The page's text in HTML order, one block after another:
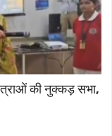
की नुक्कड़ सभा,